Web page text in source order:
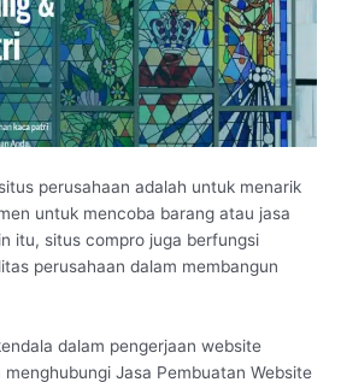
perusahaan adalah untuk menarik
untuk mencoba barang atau jasa
itu, situs compro juga berfungsi
perusahaan dalam membangun
dalam pengerjaan website
Jasa Pembuatan Website